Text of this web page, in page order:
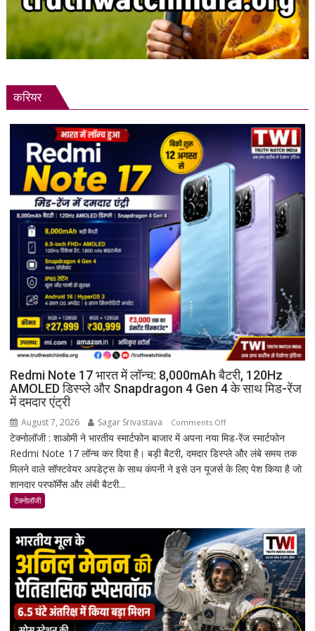
करियर
Redmi Note 17 भारत में लॉन्च: 8,000mAh बैटरी, 120Hz
AMOLED डिस्प्ले और Snapdragon 4 Gen 4 के साथ मिड-रेंज
में दमदार एंट्री
August 7, 2026 Sagar Srivastava Comments Offon
Redmi
Note
17
8,000mAh
बैटरी,
120Hz
AMOLED
डिस्प्ले
और
Snapdragon
टेक्नोलॉजी : शाओमी ने भारतीय स्मार्टफोन बाजार में अपना नया मिड-रेंज स्मार्टफोन
Redmi Note 17 लॉन्च कर दिया है। बड़ी बैटरी, दमदार डिस्प्ले और लंबे समय तक
मिलने वाले सॉफ्टवेयर अपडेट्स के साथ कंपनी ने इसे उन यूजर्स के लिए पेश किया है जो
शानदार परफॉर्मेंस और लंबी बैटरी...
टेक्नोलॉजी